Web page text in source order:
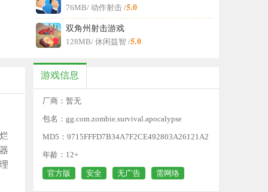
76MB/ 动作射击 /5.0
双角州射击游戏
128MB/ 休闲益智 /5.0
游戏信息
厂商：暂无
包名：gg.com.zombie.survival.apocalypse
MD5：9715FFFD7B34A7F2CE492803A26121A2
年龄：12+
官方版 安全 无广告 需网络